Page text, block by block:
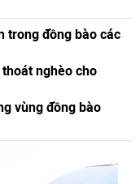
trong đồng bào các
nghèo cho
vùng đồng bào